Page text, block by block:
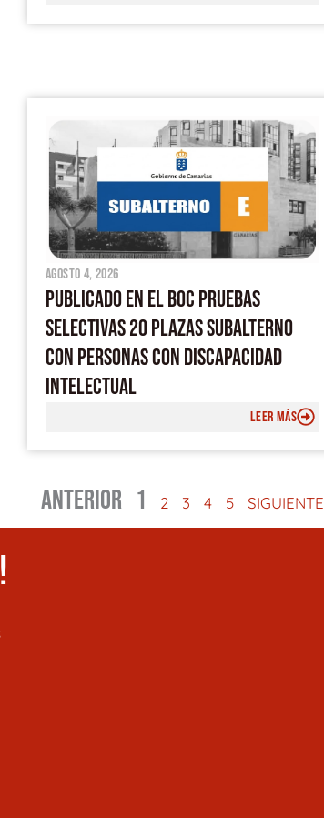
agosto 4, 2026
PUBLICADO EN EL BOC PRUEBAS
SELECTIVAS 20 PLAZAS SUBALTERNO
CON PERSONAS CON DISCAPACIDAD
INTELECTUAL
LEER MÁS
ANTERIOR 1 2 3 4 5 SIGUIENTE